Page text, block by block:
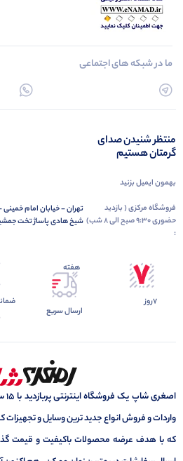
ما در شبکه های اجتماعی
منتظر شنیدن صدای
گرمتان هستیم
بهمون ایمیل بزنید
فروشگاه مرکزی ( بازدید
حضوری 9:30 صبح الی 8 شب)
:
تهران - خیابان امام
شیخ هادی پاساژ تخت
7روز
هفته
ارسال سریع
واردات و فروش انواع جدید ترین وسایل و تجهیزات
که با هدف عرضه محصولات باکیفیت و قیمت